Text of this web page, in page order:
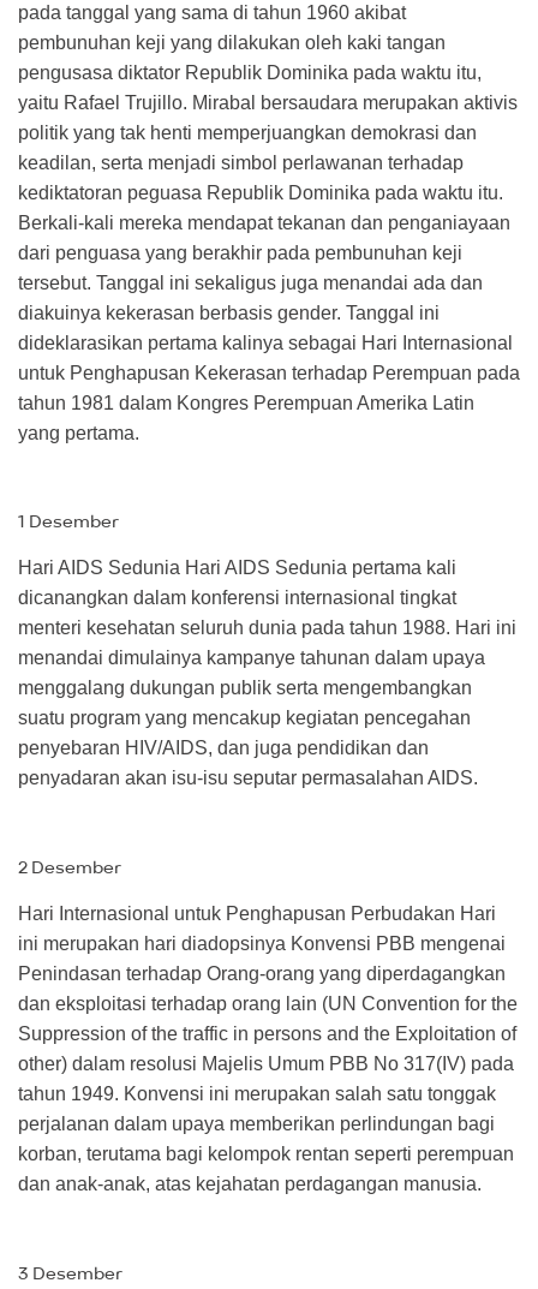
pada tanggal yang sama di tahun 1960 akibat
pembunuhan keji yang dilakukan oleh kaki tangan
pengusasa diktator Republik Dominika pada waktu itu,
yaitu Rafael Trujillo. Mirabal bersaudara merupakan aktivis
politik yang tak henti memperjuangkan demokrasi dan
keadilan, serta menjadi simbol perlawanan terhadap
kediktatoran peguasa Republik Dominika pada waktu itu.
Berkali-kali mereka mendapat tekanan dan penganiayaan
dari penguasa yang berakhir pada pembunuhan keji
tersebut. Tanggal ini sekaligus juga menandai ada dan
diakuinya kekerasan berbasis gender. Tanggal ini
dideklarasikan pertama kalinya sebagai Hari Internasional
untuk Penghapusan Kekerasan terhadap Perempuan pada
tahun 1981 dalam Kongres Perempuan Amerika Latin
yang pertama.
1 Desember
Hari AIDS Sedunia Hari AIDS Sedunia pertama kali
dicanangkan dalam konferensi internasional tingkat
menteri kesehatan seluruh dunia pada tahun 1988. Hari ini
menandai dimulainya kampanye tahunan dalam upaya
menggalang dukungan publik serta mengembangkan
suatu program yang mencakup kegiatan pencegahan
penyebaran HIV/AIDS, dan juga pendidikan dan
penyadaran akan isu-isu seputar permasalahan AIDS.
2 Desember
Hari Internasional untuk Penghapusan Perbudakan Hari
ini merupakan hari diadopsinya Konvensi PBB mengenai
Penindasan terhadap Orang-orang yang diperdagangkan
dan eksploitasi terhadap orang lain (UN Convention for the
Suppression of the traffic in persons and the Exploitation of
other) dalam resolusi Majelis Umum PBB No 317(IV) pada
tahun 1949. Konvensi ini merupakan salah satu tonggak
perjalanan dalam upaya memberikan perlindungan bagi
korban, terutama bagi kelompok rentan seperti perempuan
dan anak-anak, atas kejahatan perdagangan manusia.
3 Desember